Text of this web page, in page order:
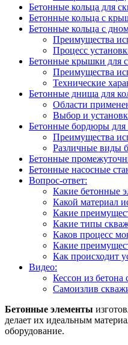
Бетонные кольца для
Бетонные кольца с
Бетонные кольца с
Преимущества
Процесс
Бетонные крышки для
Преимущества
Технические
Бетонные днища для
Области
Выбор и
Бетонные бордюры для
Преимущества
Различные виды
Бетонные
Бетонные насосные
Вопрос-ответ:
Какие бетонные
Какой материал
Какие
Какие типы
Каков процесс
Какие
Как происходит
Видео:
Кессон из бетона
Самоизлив
Бетонные элементы
делает их идеальным
оборудование.